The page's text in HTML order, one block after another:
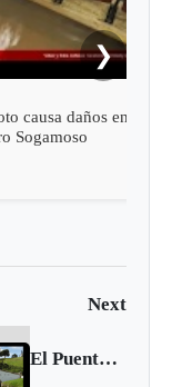
causa daños en
Sogamoso
❯
Next
El Puente de Boyacá desde un Drone